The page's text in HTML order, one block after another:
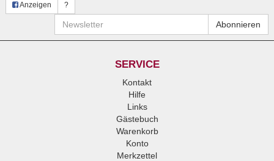
Anzeigen ?
Newsletter Abonnieren
SERVICE
Kontakt
Hilfe
Links
Gästebuch
Warenkorb
Konto
Merkzettel